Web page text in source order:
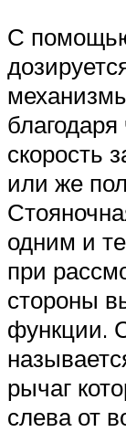
С
скорость
или же
одним и
при
стороны
функции.
рычаг
слева от